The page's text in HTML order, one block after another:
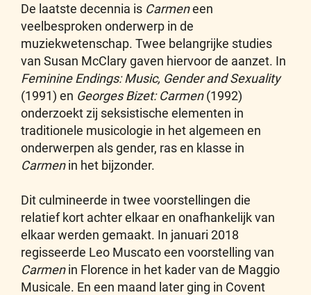
De laatste decennia is Carmeneen
veelbesproken onderwerp in de
muziekwetenschap. Twee belangrijke studies
van Susan McClary gaven hiervoor de aanzet. In
Feminine Endings: Music, Gender and Sexuality
(1991) en Georges Bizet: Carmen(1992)
onderzoekt zij seksistische elementen in
traditionele musicologie in het algemeen en
onderwerpen als gender, ras en klasse in
Carmenin het bijzonder.
Dit culmineerde in twee voorstellingen die
relatief kort achter elkaar en onafhankelijk van
elkaar werden gemaakt. In januari 2018
regisseerde Leo Muscato een voorstelling van
Carmenin Florence in het kader van de Maggio
Musicale. En een maand later ging in Covent